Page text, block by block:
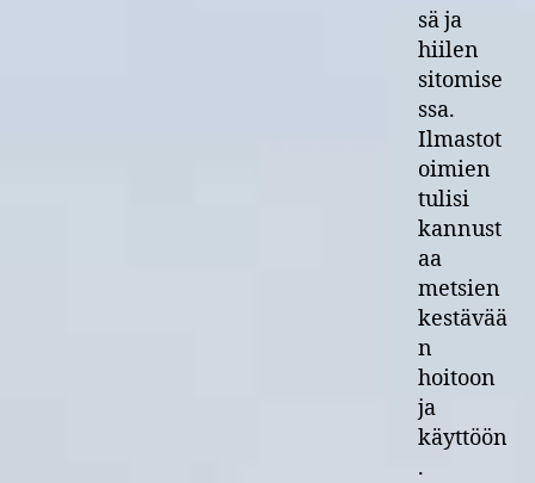
sä ja
hiilen
sitomise
ssa.
Ilmastot
oimien
tulisi
kannust
aa
metsien
kestävää
n
hoitoon
ja
käyttöön
.